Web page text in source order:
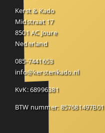
Kerst & Kado
Midstraat 17
8501 AC Joure
Nederland
085-7441653
info@kerstenkado.nl
KvK: 68996381
BTW nummer: 857681497B01